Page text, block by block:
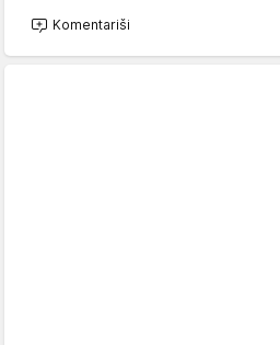
Komentariši